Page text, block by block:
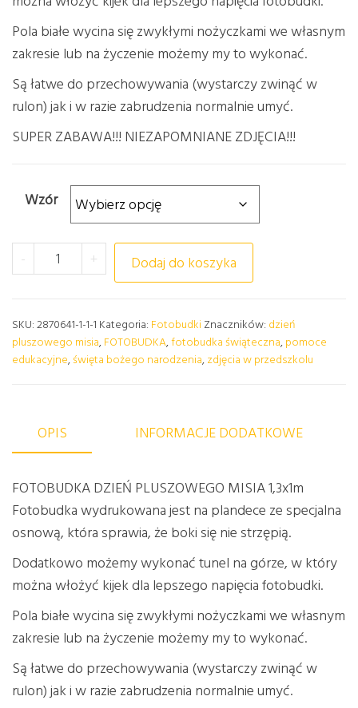
Pola białe wycina się zwykłymi nożyczkami we własnym
zakresie lub na życzenie możemy my to wykonać.
Są łatwe do przechowywania (wystarczy zwinąć w
rulon) jak i w razie zabrudzenia normalnie umyć.
SUPER ZABAWA!!! NIEZAPOMNIANE ZDJĘCIA!!!
Wzór
- ilość FOTOBUDKA DZIEŃ PLUSZOWEGO MISIA
+ Dodaj do koszyka
SKU:2870641-1-1-1 Kategoria: Fotobudki Znaczników: dzień
pluszowego misia,FOTOBUDKA,fotobudka świąteczna,pomoce
edukacyjne,święta bożego narodzenia,zdjęcia w przedszkolu
OPIS INFORMACJE DODATKOWE
FOTOBUDKA DZIEŃ PLUSZOWEGO MISIA 1,3x1m
Fotobudka wydrukowana jest na plandece ze specjalna
osnową, która sprawia, że boki się nie strzępią.
Dodatkowo możemy wykonać tunel na górze, w który
można włożyć kijek dla lepszego napięcia fotobudki.
Pola białe wycina się zwykłymi nożyczkami we własnym
zakresie lub na życzenie możemy my to wykonać.
Są łatwe do przechowywania (wystarczy zwinąć w
rulon) jak i w razie zabrudzenia normalnie umyć.